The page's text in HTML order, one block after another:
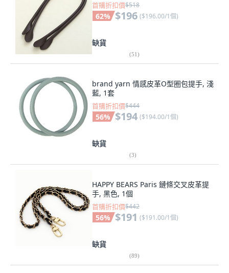
首購折扣價$518
62% $196 ($196.00/1個)
缺貨
(51)
brand yarn 情感皮革O型圈包提手, 淺
藍, 1套
首購折扣價$444
56% $194 ($194.00/1個)
缺貨
(3)
HAPPY BEARS Paris 鏈條交叉皮革提
手, 黑色, 1個
首購折扣價$442
56% $191 ($191.00/1個)
缺貨
(89)